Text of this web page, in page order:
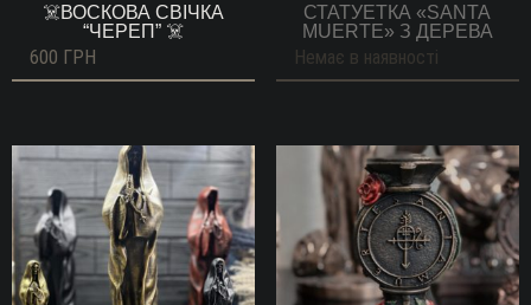
☠️ВОСКОВА СВІЧКА
“ЧЕРЕП” ☠️
600 ГРН
СТАТУЕТКА «SANTA
MUERTE» З ДЕРЕВА
Немає в наявності